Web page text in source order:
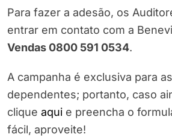
Para fazer a adesão, os
entrar em contato com a
Vendas 0800 591 0534.
A campanha é exclusiva para
dependentes; portanto, caso
clique aqui e preencha o
fácil, aproveite!